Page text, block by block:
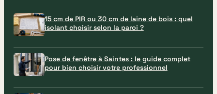
15 cm de PIR ou 30 cm de laine de bois : quel
isolant choisir selon la paroi ?
Pose de fenêtre à Saintes : le guide complet
pour bien choisir votre professionnel